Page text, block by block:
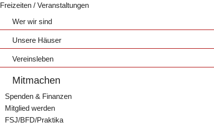
Freizeiten / Veranstaltungen
Wer wir sind
Die Basis
Der Vorstand
Unsere Häuser
Haus Wiesenburg
Vermietung
Gutscheine
Jugendzentrum Boxenstop
Wochenplan
Leiter und Mitarbeiter
Profil Boxenstop
Kinder- und Teenietreff Preißelpöhl
Über uns | Kinder- und Teenietreff
Vereinsleben
Sport-Angebote
Circus Jubello
Mitmachen
Spenden & Finanzen
Mitglied werden
FSJ/BFD/Praktika